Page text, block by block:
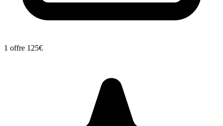
1 offre 125€